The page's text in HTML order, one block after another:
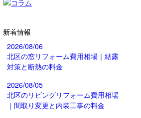
新着情報
2026/08/06
北区の窓リフォーム費用相場｜結露
対策と断熱の料金
2026/08/05
北区のリビングリフォーム費用相場
｜間取り変更と内装工事の料金